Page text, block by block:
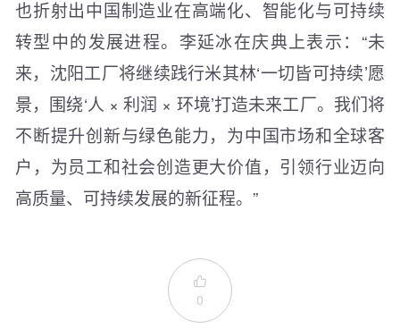
也折射出中国制造业在高端化、智能化与可持续
转型中的发展进程。李延冰在庆典上表示：“未
来，沈阳工厂将继续践行米其林‘一切皆可持续’愿
景，围绕‘人 × 利润 × 环境’打造未来工厂。我们将
不断提升创新与绿色能力，为中国市场和全球客
户，为员工和社会创造更大价值，引领行业迈向
高质量、可持续发展的新征程。”

0